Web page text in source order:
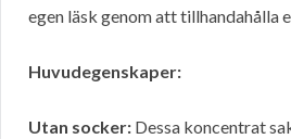
egen läsk genom att tillhandahålla
Huvudegenskaper:
Utan socker: Dessa koncentrat